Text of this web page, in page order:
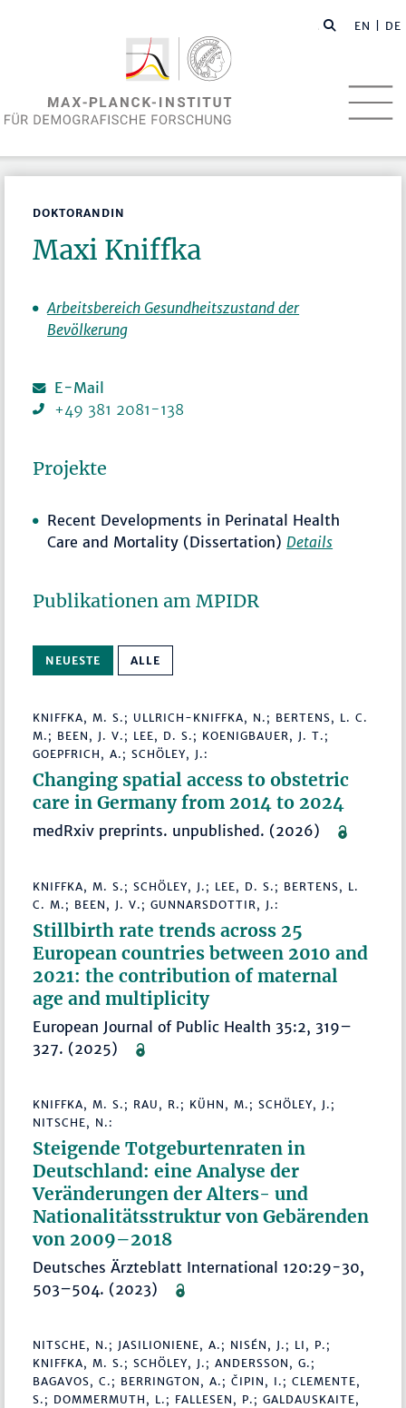
EN | DE
DOKTORANDIN
Maxi Kniffka
Arbeitsbereich Gesundheitszustand der
Bevölkerung
E-Mail
+49 381 2081-138
Projekte
Recent Developments in Perinatal Health
Care and Mortality (Dissertation) Details
Publikationen am MPIDR
NEUESTE ALLE
KNIFFKA, M. S.; ULLRICH-KNIFFKA, N.; BERTENS, L. C.
M.; BEEN, J. V.; LEE, D. S.; KOENIGBAUER, J. T.;
GOEPFRICH, A.; SCHÖLEY, J.:
Changing spatial access to obstetric
care in Germany from 2014 to 2024
medRxiv preprints. unpublished. (2026)
KNIFFKA, M. S.; SCHÖLEY, J.; LEE, D. S.; BERTENS, L.
C. M.; BEEN, J. V.; GUNNARSDOTTIR, J.:
Stillbirth rate trends across 25
European countries between 2010 and
2021: the contribution of maternal
age and multiplicity
European Journal of Public Health 35:2, 319–
327. (2025)
KNIFFKA, M. S.; RAU, R.; KÜHN, M.; SCHÖLEY, J.;
NITSCHE, N.:
Steigende Totgeburtenraten in
Deutschland: eine Analyse der
Veränderungen der Alters- und
Nationalitätsstruktur von Gebärenden
von 2009–2018
Deutsches Ärzteblatt International 120:29-30,
503–504. (2023)
NITSCHE, N.; JASILIONIENE, A.; NISÉN, J.; LI, P.;
KNIFFKA, M. S.; SCHÖLEY, J.; ANDERSSON, G.;
BAGAVOS, C.; BERRINGTON, A.; ČIPIN, I.; CLEMENTE,
S.; DOMMERMUTH, L.; FALLESEN, P.; GALDAUSKAITE,